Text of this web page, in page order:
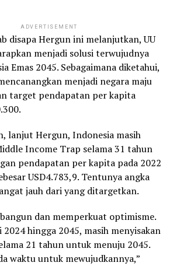
ADVERTISEMENT
disapa Hergun ini melanjutkan, UU
menjadi solusi terwujudnya
Emas 2045. Sebagaimana diketahui,
menjadi negara maju
target pendapatan per kapita
lanjut Hergun, Indonesia masih
Income Trap selama 31 tahun
pendapatan per kapita pada 2022
USD4.783,9. Tentunya angka
jauh dari yang ditargetkan.
dan memperkuat optimisme.
hingga 2045, masih menyisakan
21 tahun untuk menuju 2045.
waktu untuk mewujudkannya,”